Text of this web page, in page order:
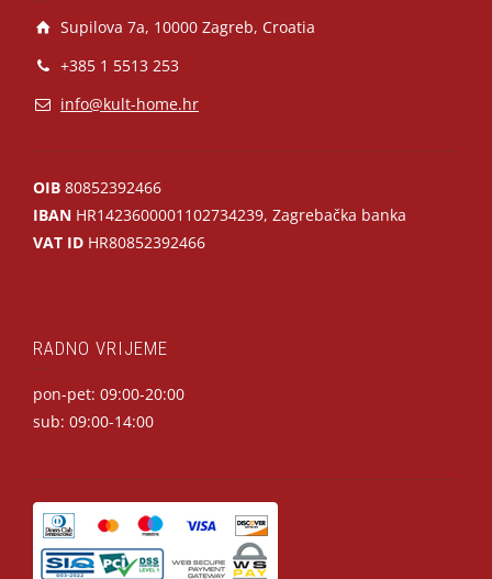
Supilova 7a, 10000 Zagreb, Croatia
+385 1 5513 253
info@kult-home.hr
OIB 80852392466
IBAN HR1423600001102734239, Zagrebačka banka
VAT ID HR80852392466
RADNO VRIJEME
pon-pet: 09:00-20:00
sub: 09:00-14:00